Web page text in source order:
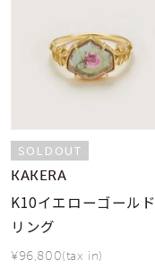
SOLDOUT
KAKERA
K10イエローゴールド
リング
¥96,800(tax in)